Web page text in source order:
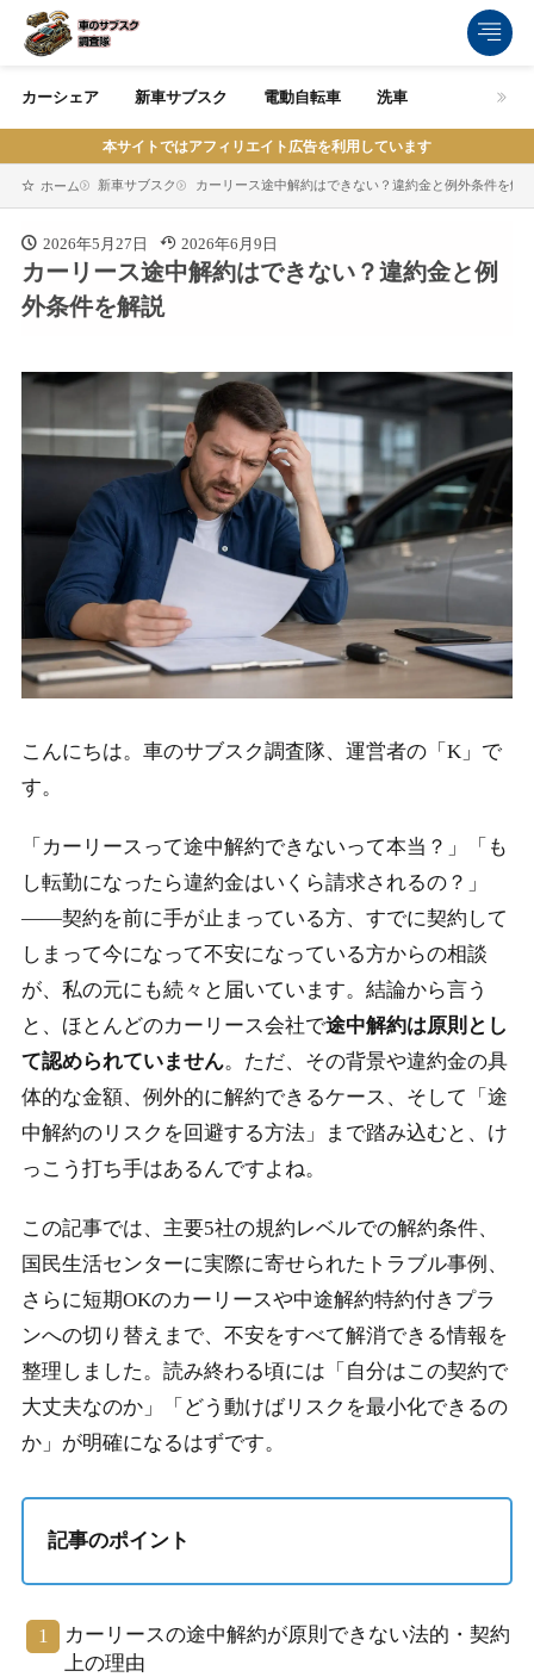
カーシェア 新車サブスク 電動自転車 洗車
本サイトではアフィリエイト広告を利用しています
ホーム 新車サブスク カーリース途中解約はできない？違約金と例外条件を解
2026年5月27日 2026年6月9日
カーリース途中解約はできない？違約金と例
外条件を解説
こんにちは。車のサブスク調査隊、運営者の「K」で
す。
「カーリースって途中解約できないって本当？」「も
し転勤になったら違約金はいくら請求されるの？」
――契約を前に手が止まっている方、すでに契約して
しまって今になって不安になっている方からの相談
が、私の元にも続々と届いています。結論から言う
と、ほとんどのカーリース会社で途中解約は原則とし
て認められていません。ただ、その背景や違約金の具
体的な金額、例外的に解約できるケース、そして「途
中解約のリスクを回避する方法」まで踏み込むと、け
っこう打ち手はあるんですよね。
この記事では、主要5社の規約レベルでの解約条件、
国民生活センターに実際に寄せられたトラブル事例、
さらに短期OKのカーリースや中途解約特約付きプラ
ンへの切り替え まで、不安をすべて解消できる情報を
整理しました。読み終わる頃には「自分はこの契約で
大丈夫なのか」「どう動けばリスクを最小化できるの
か」が明確になるはずです。
記事のポイント
カーリースの途中解約が原則できない法的・契約
上の理由